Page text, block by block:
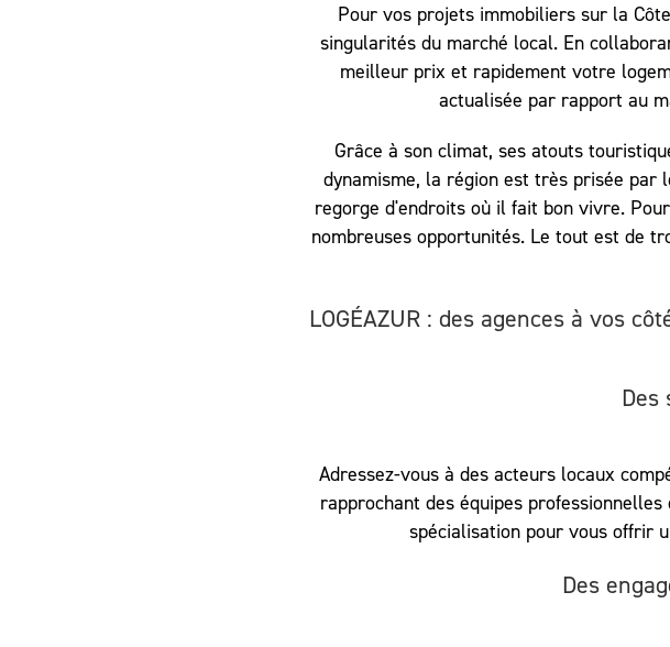
Pour vos projets immobiliers sur la
singularités du marché local. En
meilleur prix et rapidement votre
actualisée par rapport au
Grâce à son climat, ses atouts
dynamisme, la région est très prisée par
regorge d'endroits où il fait bon vivre.
nombreuses opportunités. Le tout est de
LOGÉAZUR : des agences à vos
Des
Adressez-vous à des acteurs locaux
rapprochant des équipes
spécialisation pour vous offrir
Des